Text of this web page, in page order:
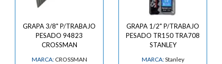
GRAPA 3/8" P/TRABAJO
PESADO 94823
CROSSMAN
MARCA:CROSSMAN
GRAPA 1/2" P/TRABAJO
PESADO TR150 TRA708
STANLEY
MARCA:Stanley